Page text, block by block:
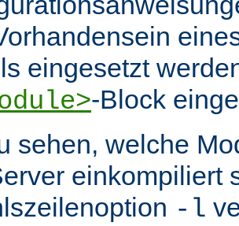
eingesetzt
-Block
sehen, welche
einkompiliert
-l